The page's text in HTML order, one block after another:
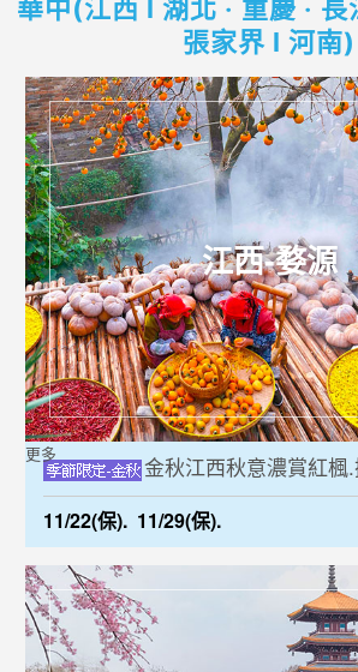
華中(江西 l 湖北 ‧ 重慶 ‧
張家界 l 河南)
江西-婺源
金秋江西秋意濃賞紅楓
11/22(保). 11/29(保).
更多